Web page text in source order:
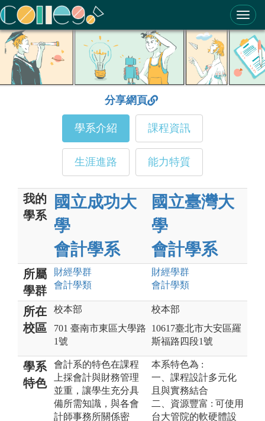
ColleGo! 大學選才與高中育才輔助系統
分享網頁
學系介紹 課程資訊
生涯進路 能力特質
我的
學系
國立成功大
學
會計學系
國立臺灣大
學
會計學系
所屬
學群
財經學群
會計學類
財經學群
會計學類
所在
校區
校本部
701 臺南市東區大學路
1號
校本部
10617臺北市大安區羅
斯福路四段1號
學系
特色
會計系的特色在課程
上採會計與財務管理
並重，讓學生充分具
備所需知識，與各會
計師事務所關係密
本系特色為 :
一、課程設計多元化
且與實務結合
二、資源豐富 : 可使用
台大管院的軟硬體設